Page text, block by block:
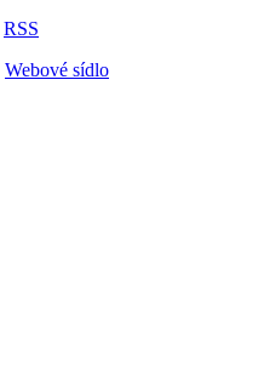
RSS
Webové sídlo